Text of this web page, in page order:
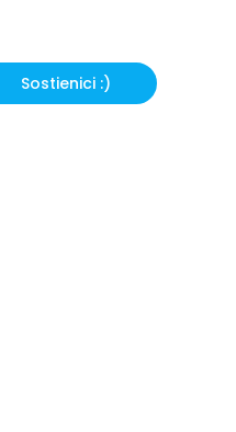
Sostienici :)